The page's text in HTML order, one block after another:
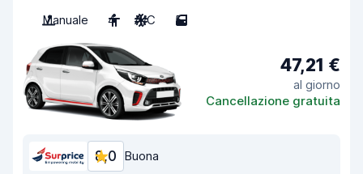
Manuale
4 A/C 5
47,21 €
al giorno
Cancellazione gratuita
8,0 Buona